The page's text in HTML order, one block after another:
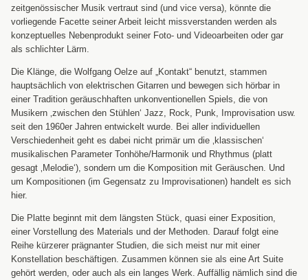
zeitgenössischer Musik vertraut sind (und vice versa), könnte die
vorliegende Facette seiner Arbeit leicht missverstanden werden als
konzeptuelles Nebenprodukt seiner Foto- und Videoarbeiten oder gar
als schlichter Lärm.
Die Klänge, die Wolfgang Oelze auf „Kontakt“ benutzt, stammen
hauptsächlich von elektrischen Gitarren und bewegen sich hörbar in
einer Tradition geräuschhaften unkonventionellen Spiels, die von
Musikern ‚zwischen den Stühlen‘ Jazz, Rock, Punk, Improvisation usw.
seit den 1960er Jahren entwickelt wurde. Bei aller individuellen
Verschiedenheit geht es dabei nicht primär um die ‚klassischen‘
musikalischen Parameter Tonhöhe/Harmonik und Rhythmus (platt
gesagt ‚Melodie‘), sondern um die Komposition mit Geräuschen. Und
um Kompositionen (im Gegensatz zu Improvisationen) handelt es sich
hier.
Die Platte beginnt mit dem längsten Stück, quasi einer Exposition,
einer Vorstellung des Materials und der Methoden. Darauf folgt eine
Reihe kürzerer prägnanter Studien, die sich meist nur mit einer
Konstellation beschäftigen. Zusammen können sie als eine Art Suite
gehört werden, oder auch als ein langes Werk. Auffällig nämlich sind die